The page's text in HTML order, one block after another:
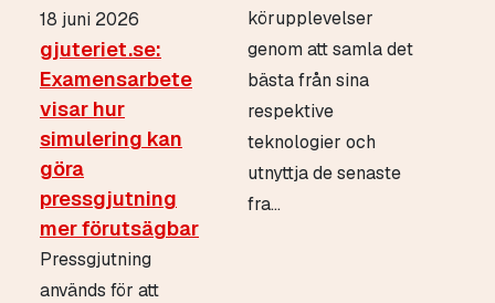
18 juni 2026
gjuteriet.se:
Examensarbete
visar hur
simulering kan
göra
pressgjutning
mer förutsägbar
Pressgjutning
används för att
körupplevelser
genom att samla det
bästa från sina
respektive
teknologier och
utnyttja de senaste
fra...